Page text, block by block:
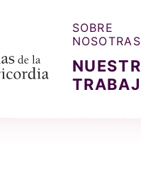
SOBRE
NOSOTRAS